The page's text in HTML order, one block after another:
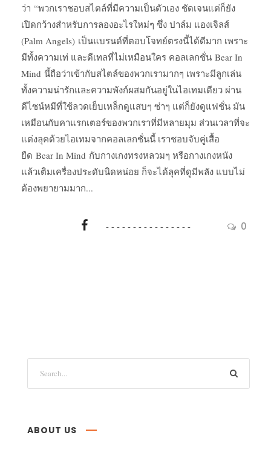
0
ว่า “พวกเราชอบสไตล์ที่มีความเป็นตัวเอง ชัดเจนแต่ก็ยัง
เปิดกว้างสำหรับการลองอะไรใหม่ๆ ซึ่ง ปาล์ม แองเจิลส์
(Palm Angels) เป็นแบรนด์ที่ตอบโจทย์ตรงนี้ได้ดีมาก เพราะ
มีทั้งความเท่ และดีเทลที่ไม่เหมือนใคร คอลเลกชั่น Bear In
Mind นี้ถือว่าเข้ากับสไตล์ของพวกเรามากๆ เพราะมีลูกเล่น
ทั้งความน่ารักและความพังก์ผสมกันอยู่ในไอเทมเดียว ผ่าน
ดีไซน์หมีที่ใช้ลวดเย็บเหล็กดูแสบๆ ซ่าๆ แต่ก็ยังดูแฟชั่น มัน
เหมือนกับคาแรกเตอร์ของพวกเราที่มีหลายมุม ส่วนเวลาที่จะ
แต่งลุคด้วยไอเทมจากคอลเลกชั่นนี้ เราชอบจับคู่เสื้อ
ยืด Bear In Mind กับกางเกงทรงหลวมๆ หรือกางเกงหนัง
แล้วเติมเครื่องประดับนิดหน่อย ก็จะได้ลุคที่ดูมีพลัง แบบไม่
ต้องพยายามมาก...
ABOUT US